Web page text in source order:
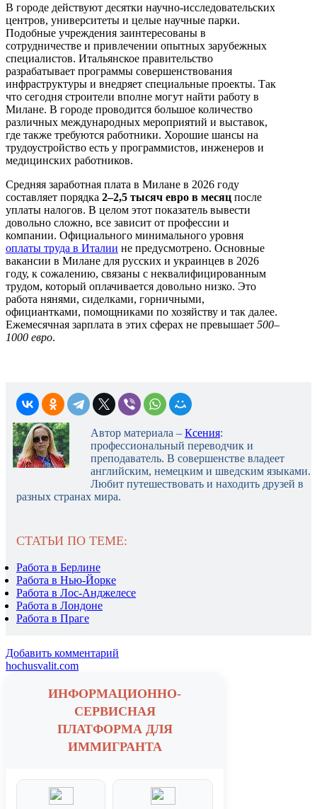
В городе действуют десятки научно-исследовательских
центров, университеты и целые научные парки.
Подобные учреждения заинтересованы в
сотрудничестве и привлечении опытных зарубежных
специалистов. Итальянское правительство
разрабатывает программы совершенствования
инфраструктуры и внедряет специальные проекты. Так
что сегодня строители вполне могут найти работу в
Милане. В городе проводится большое количество
различных международных мероприятий и выставок,
где также требуются работники. Хорошие шансы на
трудоустройство есть у программистов, инженеров и
медицинских работников.
Средняя заработная плата в Милане в 2026 году
составляет порядка 2–2,5 тысяч евро в месяц после
уплаты налогов. В целом этот показатель вывести
довольно сложно, все зависит от профессии и
компании. Официального минимального уровня
оплаты труда в Италии не предусмотрено. Основные
вакансии в Милане для русских и украинцев в 2026
году, к сожалению, связаны с неквалифицированным
трудом, который оплачивается довольно низко. Это
работа нянями, сиделками, горничными,
официантками, помощниками по хозяйству и так далее.
Ежемесячная зарплата в этих сферах не превышает 500–
1000 евро.
Автор материала – Ксения:
профессиональный переводчик и
преподаватель. В совершенстве владеет
английским, немецким и шведским языками.
Любит путешествовать и находить друзей в
разных странах мира.
СТАТЬИ ПО ТЕМЕ:
Работа в Берлине
Работа в Нью-Йорке
Работа в Лос-Анджелесе
Работа в Лондоне
Работа в Праге
Добавить комментарий
hochusvalit.com
ИНФОРМАЦИОННО-
СЕРВИСНАЯ
ПЛАТФОРМА ДЛЯ
ИММИГРАНТА